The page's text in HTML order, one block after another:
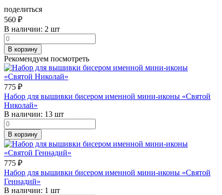
поделиться
560 ₽
В наличии: 2 шт
В корзину
Рекомендуем посмотреть
775 ₽
Набор для вышивки бисером именной мини-иконы «Святой
Николай»
В наличии: 13 шт
В корзину
775 ₽
Набор для вышивки бисером именной мини-иконы «Святой
Геннадий»
В наличии: 1 шт